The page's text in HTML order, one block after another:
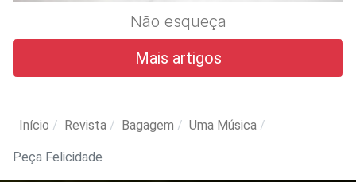
Não esqueça
Mais artigos
Início Revista Bagagem Uma Música
Peça Felicidade